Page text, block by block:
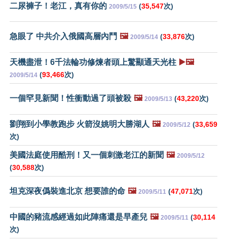
二尿褲子！老江，真有你的 2009/5/15 (35,547次)
急眼了 中共介入俄國高層內鬥 🖼️ 2009/5/14 (33,876次)
天機盡泄！6千法輪功修煉者頭上驚顯通天光柱 ▶️🖼️
2009/5/14 (93,466次)
一個罕見新聞！性衝動過了頭被殺 🖼️ 2009/5/13 (43,220次)
劉翔到小學教跑步 火箭沒姚明大勝湖人 🖼️ 2009/5/12 (33,659
次)
美國法庭使用酷刑！又一個刺激老江的新聞 🖼️ 2009/5/12
(30,588次)
坦克深夜僞裝進北京 想要誰的命 🖼️ 2009/5/11 (47,071次)
中國的豬流感經過如此陣痛還是早產兒 🖼️ 2009/5/11 (30,114
次)